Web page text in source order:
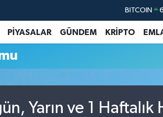
BITCOIN
DOLAR
EURO
PİYASALAR GÜNDEM KRİPTO
Yarın ve 1